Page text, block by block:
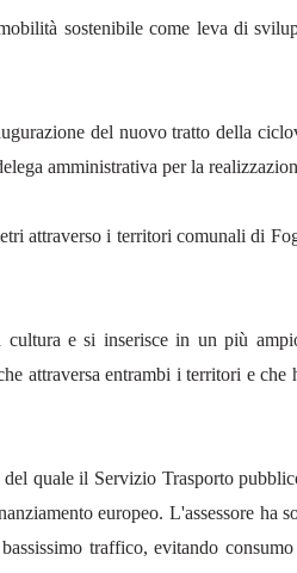
sostenibile come leva di
del nuovo tratto della
amministrativa per la
attraverso i territori comunali di
e si inserisce in un più
attraversa entrambi i territori e che
quale il Servizio Trasporto
europeo. L'assessore ha
traffico, evitando